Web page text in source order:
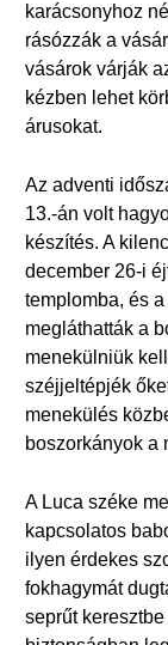
karácsonyhoz
rásózzák a
vásárok várják
kézben lehet
árusokat.
Az adventi
13.-án volt
készítés. A
december 26-i
templomba, és
megláthatták a
menekülniük
széjjeltépjék
menekülés
boszorkányok a
A Luca széke
kapcsolatos
ilyen érdekes
fokhagymát
seprűt